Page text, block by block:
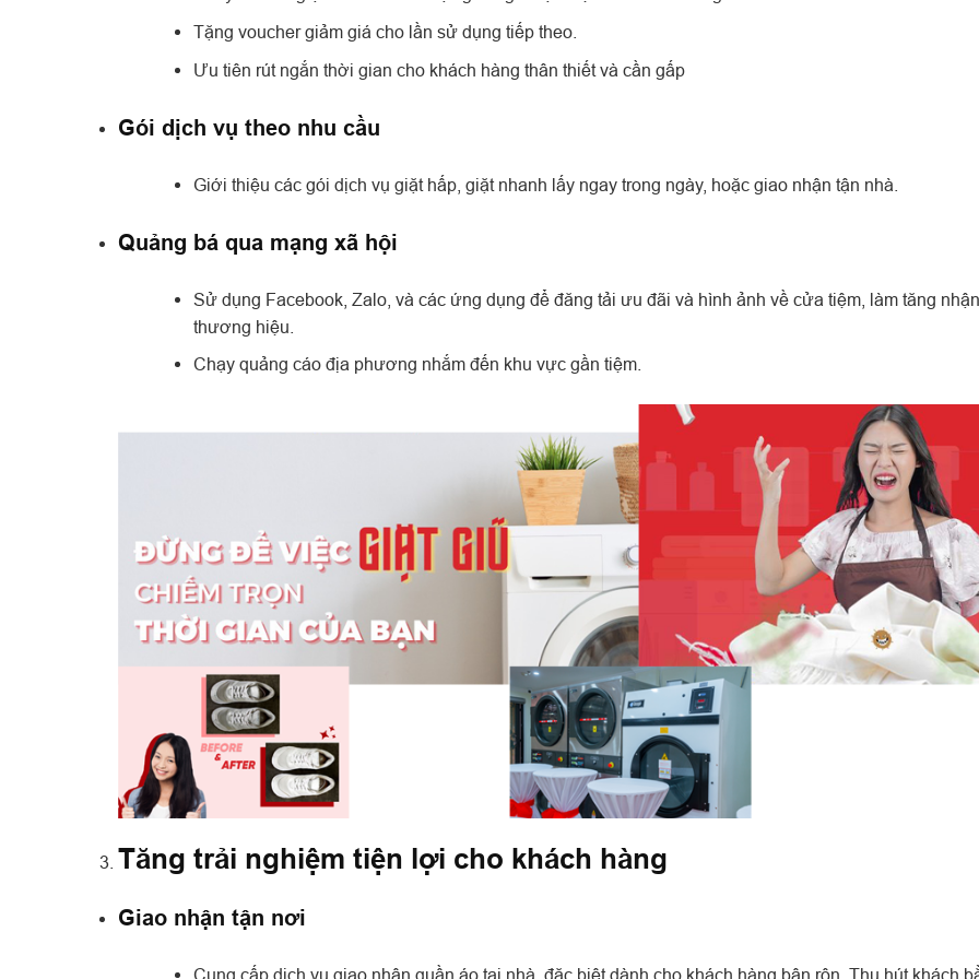
Tặng voucher giảm giá cho lần sử dụng tiếp theo.
Ưu tiên rút ngắn thời gian cho khách hàng thân thiết và cần gấp
Gói dịch vụ theo nhu cầu
Giới thiệu các gói dịch vụ giặt hấp, giặt nhanh lấy ngay trong ngày, hoặc giao nhận tận nhà.
Quảng bá qua mạng xã hội
Sử dụng Facebook, Zalo, và các ứng dụng để đăng tải ưu đãi và hình ảnh về cửa tiệm, làm tăng
thương hiệu.
Chạy quảng cáo địa phương nhắm đến khu vực gần tiệm.
Tăng trải nghiệm tiện lợi cho khách hàng
Giao nhận tận nơi
Cung cấp dịch vụ giao nhận quần áo tại nhà, đặc biệt dành cho khách hàng bận rộn. Thu hút khách